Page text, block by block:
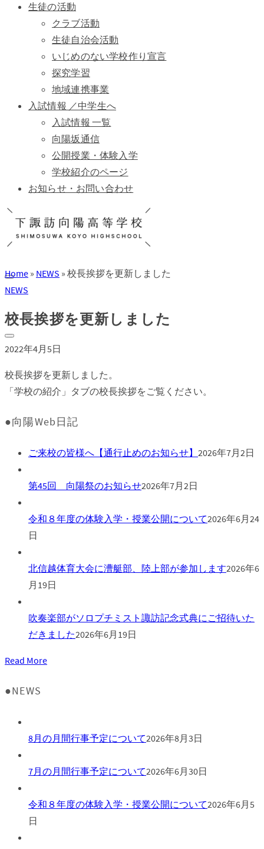
生徒の活動
クラブ活動
生徒自治会活動
いじめのない学校作り宣言
探究学習
地域連携事業
入試情報 ／中学生へ
入試情報 一覧
向陽坂通信
公開授業・体験入学
学校紹介のページ
お知らせ・お問い合わせ
Home » NEWS » 校長挨拶を更新しました
NEWS
校長挨拶を更新しました
2022年4月5日
校長挨拶を更新しました。
「学校の紹介」タブの校長挨拶をご覧ください。
●向陽Web日記
ご来校の皆様へ【通行止めのお知らせ】 2026年7月2日
第45回 向陽祭のお知らせ2026年7月2日
令和８年度の体験入学・授業公開について2026年6月24
日
北信越体育大会に漕艇部、陸上部が参加します2026年6
月19日
吹奏楽部がソロプチミスト諏訪記念式典にご招待いた
だきました2026年6月19日
Read More
●NEWS
8月の月間行事予定について2026年8月3日
7月の月間行事予定について2026年6月30日
令和８年度の体験入学・授業公開について2026年6月5
日